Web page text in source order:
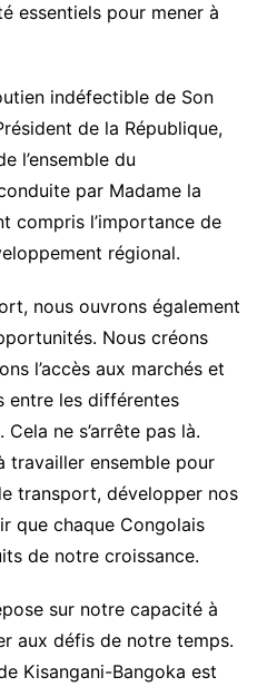
essentiels pour mener à
indéfectible de Son
de la République,
l’ensemble du
par Madame la
compris l’importance de
régional.
nous ouvrons également
Nous créons
l’accès aux marchés et
entre les différentes
ne s’arrête pas là.
travailler ensemble pour
transport, développer nos
que chaque Congolais
de notre croissance.
sur notre capacité à
aux défis de notre temps.
Kisangani-Bangoka est